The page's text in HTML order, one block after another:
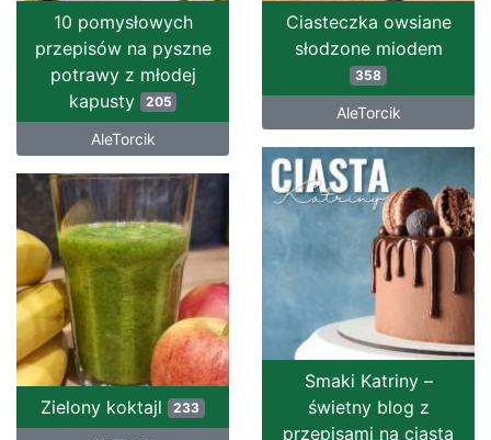
10 pomysłowych
przepisów na pyszne
potrawy z młodej
kapusty
205
AleTorcik
Ciasteczka owsiane
słodzone miodem
358
AleTorcik
Smaki Katriny –
świetny blog z
przepisami na ciasta
Zielony koktajl 233